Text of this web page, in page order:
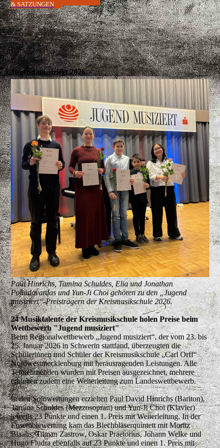
& SATZUNGEN
Jugend musiziert 2026
Paul Hinrichs, Tamina Schuldes, Elia und Jonathan
Poliudovardas und Yun-Ji Choi gehören zu den „Jugend
musiziert“-Preisträgern der Kreismusikschule 2026.
24 Musiktalente der Kreismusikschule holen Preise beim
Wettbewerb "Jugend musiziert"
Beim Regionalwettbewerb „Jugend musiziert“, der vom 23. bis
25. Januar 2026 in Schwerin stattfand, überzeugten die
Schülerinnen und Schüler der Kreismusikschule „Carl Orff“
Nordwestmecklenburg mit herausragenden Leistungen. Alle
Teilnehmenden wurden mit Preisen ausgezeichnet, mehrere
erhielten zudem eine Weiterleitung zum Landeswettbewerb.
In den Solowertungen erzielten Paul David Hinrichs (Bariton),
Tamina Schuldes (Mezzosopran) und Yun-Ji Choi (Klavier)
jeweils 23 Punkte und einen 1. Preis mit Weiterleitung. In der
Ensemblewertung kam das Blechbläserquintett mit Moritz
Blaahs, Tilman Zastrow, Oskar Praetorius, Johann Welke und
Hugo Fludra ebenfalls auf 23 Punkte und einen 1. Preis mit